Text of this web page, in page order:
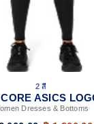
2 สี
ASICS
Dresses & Bottoms